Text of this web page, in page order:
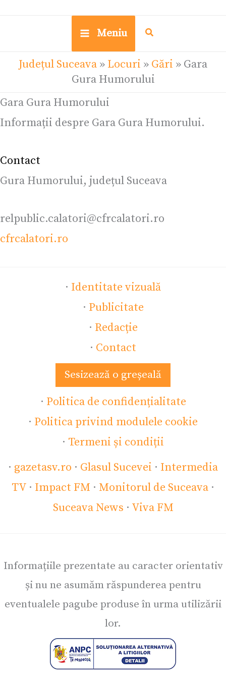
Meniu
Județul Suceava » Locuri » Gări » Gara
Gura Humorului
Gara Gura Humorului
Informații despre Gara Gura Humorului.
Contact
Gura Humorului, județul Suceava
relpublic.calatori@cfrcalatori.ro
cfrcalatori.ro
· Identitate vizuală
· Publicitate
· Redacție
· Contact
Sesizează o greșeală
· Politica de confidențialitate
· Politica privind modulele cookie
· Termeni și condiții
· gazetasv.ro · Glasul Sucevei · Intermedia
TV · Impact FM · Monitorul de Suceava ·
Suceava News · Viva FM
Informațiile prezentate au caracter orientativ
și nu ne asumăm răspunderea pentru
eventualele pagube produse în urma utilizării
lor.